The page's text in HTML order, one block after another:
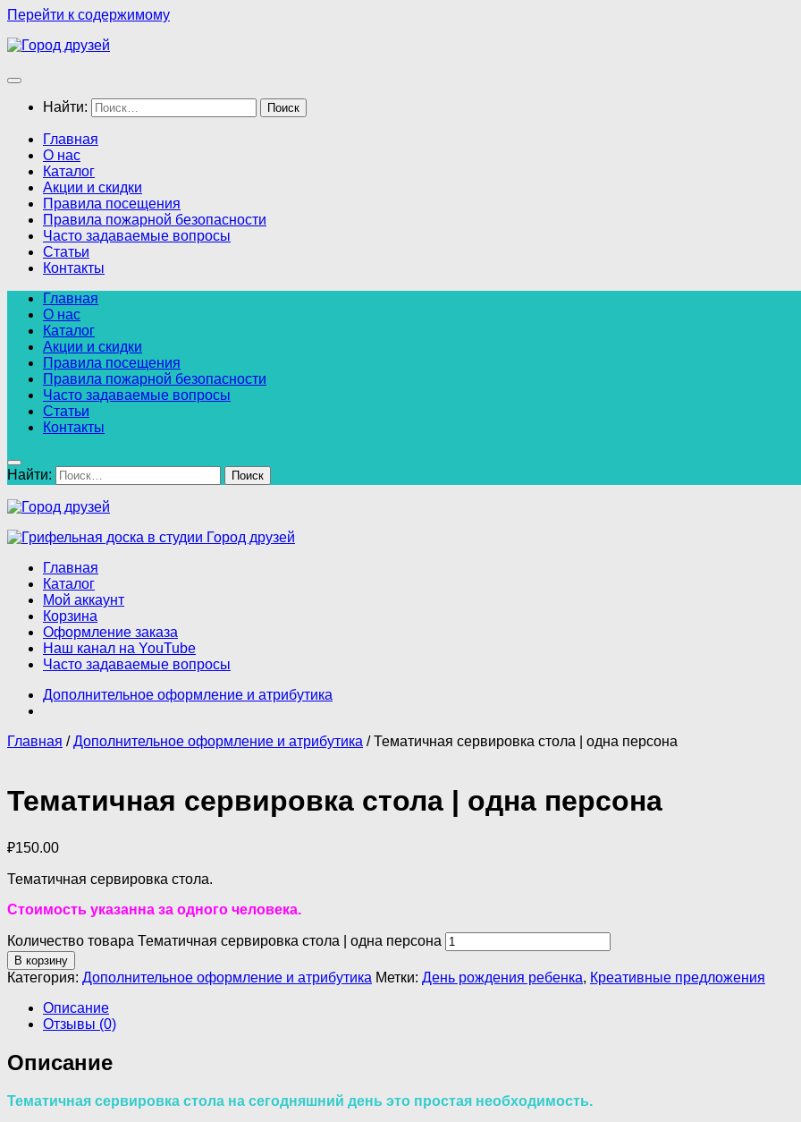
Перейти к содержимому
Найти:
Главная
О нас
Каталог
Акции и скидки
Правила посещения
Правила пожарной безопасности
Часто задаваемые вопросы
Статьи
Контакты
Главная
О нас
Каталог
Акции и скидки
Правила посещения
Правила пожарной безопасности
Часто задаваемые вопросы
Статьи
Контакты
Найти:
Главная
Каталог
Мой аккаунт
Корзина
Оформление заказа
Наш канал на YouTube
Часто задаваемые вопросы
Дополнительное оформление и атрибутика
Главная /Дополнительное оформление и атрибутика / Тематичная сервировка стола | одна персона
Тематичная сервировка стола | одна персона
₽150.00
Тематичная сервировка стола.
Стоимость указанна за одного человека.
Количество товара Тематичная сервировка стола | одна персона
В корзину
Категория: Дополнительное оформление и атрибутика Метки: День рождения ребенка, Креативные предложения
Описание
Отзывы (0)
Описание
Тематичная сервировка стола на сегодняшний день это простая необходимость.